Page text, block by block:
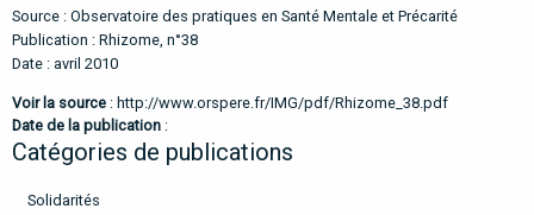
Source : Observatoire des pratiques en Santé Mentale et Précarité
Publication : Rhizome, n°38
Date : avril 2010
Voir la source : http://www.orspere.fr/IMG/pdf/Rhizome_38.pdf
Date de la publication :
Catégories de publications
Solidarités